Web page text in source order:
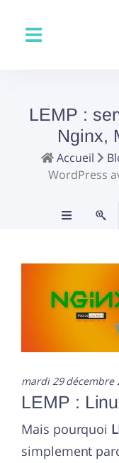
LEMP :
Nginx,
Accueil
WordPress
mardi 29 décembre
LEMP :
Mais pourquoi
simplement